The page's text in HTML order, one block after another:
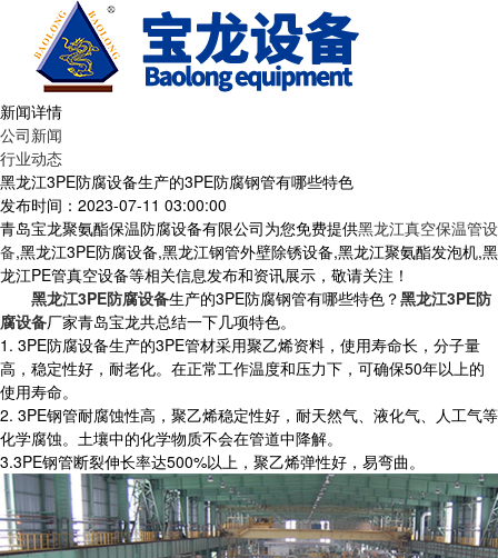
新闻详情
公司新闻
行业动态
黑龙江3PE防腐设备生产的3PE防腐钢管有哪些特色
发布时间：2023-07-11 03:00:00
青岛宝龙聚氨酯保温防腐设备有限公司为您免费提供黑龙江真空保温管设
备,黑龙江3PE防腐设备,黑龙江钢管外壁除锈设备,黑龙江聚氨酯发泡机,黑
龙江PE管真空设备等相关信息发布和资讯展示，敬请关注！
黑龙江3PE防腐设备生产的3PE防腐钢管有哪些特色？黑龙江3PE防
腐设备厂家青岛宝龙共总结一下几项特色。
1. 3PE防腐设备生产的3PE管材采用聚乙烯资料，使用寿命长，分子量
高，稳定性好，耐老化。在正常工作温度和压力下，可确保50年以上的
使用寿命。
2. 3PE钢管耐腐蚀性高，聚乙烯稳定性好，耐天然气、液化气、人工气等
化学腐蚀。土壤中的化学物质不会在管道中降解。
3.3PE钢管断裂伸长率达500%以上，聚乙烯弹性好，易弯曲。